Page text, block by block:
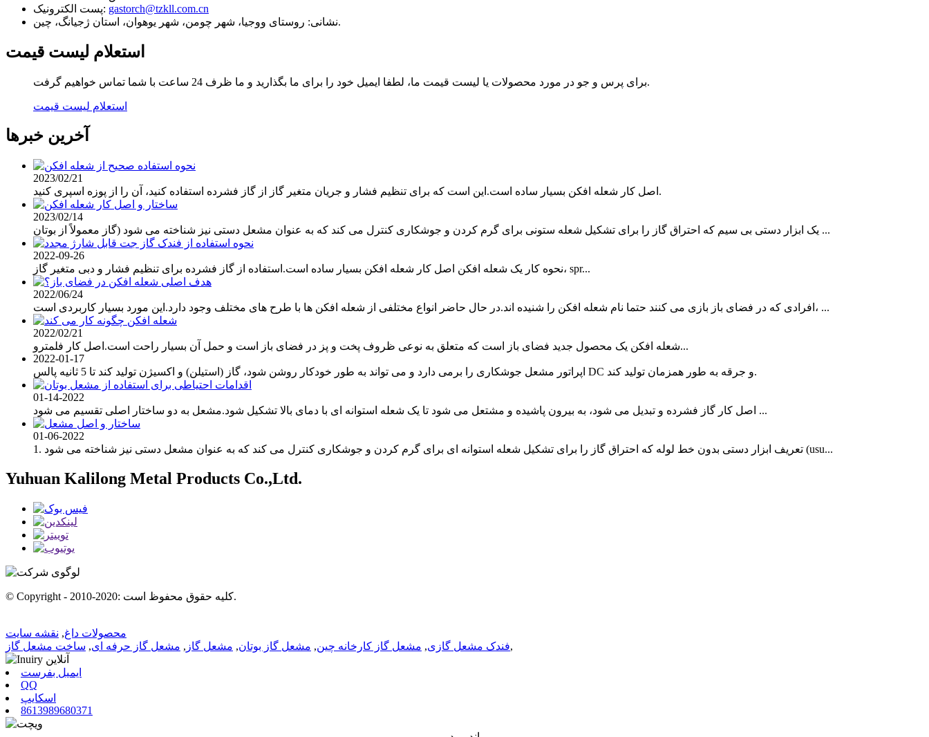
پست الکترونیک: gastorch@tzkll.com.cn
نشانی:روستای ووجیا، شهر چومن، شهر یوهوان، استان ژجیانگ، چین.
استعلام لیست قیمت
برای پرس و جو در مورد محصولات یا لیست قیمت ما، لطفا ایمیل خود را برای ما بگذارید و ما ظرف 24 ساعت با شما تماس خواهیم گرفت.
استعلام لیست قیمت
آخرین خبرها
2023/02/21
اصل کار شعله افکن بسیار ساده است.این است که برای تنظیم فشار و جریان متغیر گاز از گاز فشرده استفاده کنید، آن را از پوزه اسپری کنید.
2023/02/14
یک ابزار دستی بی سیم که احتراق گاز را برای تشکیل شعله ستونی برای گرم کردن و جوشکاری کنترل می کند که به عنوان مشعل دستی نیز شناخته می شود (گاز معمولاً از بوتان ...
2022-09-26
نحوه کار یک شعله افکن اصل کار شعله افکن بسیار ساده است.استفاده از گاز فشرده برای تنظیم فشار و دبی متغیر گاز، spr...
2022/06/24
افرادی که در فضای باز بازی می کنند حتما نام شعله افکن را شنیده اند.در حال حاضر انواع مختلفی از شعله افکن ها با طرح های مختلف وجود دارد.این مورد بسیار کاربردی است، ...
2022/02/21
شعله افکن یک محصول جدید فضای باز است که متعلق به نوعی ظروف پخت و پز در فضای باز است و حمل آن بسیار راحت است.اصل کار فلمترو...
2022-01-17
اپراتور مشعل جوشکاری را برمی دارد و می تواند به طور خودکار روشن شود، گاز (استیلن) ​​و اکسیژن تولید کند تا 5 ثانیه پالس DC و جرقه به طور همزمان تولید کند.
01-14-2022
اصل کار گاز فشرده و تبدیل می شود، به بیرون پاشیده و مشتعل می شود تا یک شعله استوانه ای با دمای بالا تشکیل شود.مشعل به دو ساختار اصلی تقسیم می شود ...
01-06-2022
1. تعریف ابزار دستی بدون خط لوله که احتراق گاز را برای تشکیل شعله استوانه ای برای گرم کردن و جوشکاری کنترل می کند که به عنوان مشعل دستی نیز شناخته می شود (usu...
Yuhuan Kalilong Metal Products Co.,Ltd.
© Copyright - 2010-2020: کلیه حقوق محفوظ است.
محصولات داغ, نقشه سایت
فندک مشعل گازی, مشعل گاز کارخانه چین, مشعل گاز بوتان, مشعل گاز , مشعل گاز حرفه ای, ساخت مشعل گاز ,
ایمیل بفرست
QQ
اسکایپ
8613989680371